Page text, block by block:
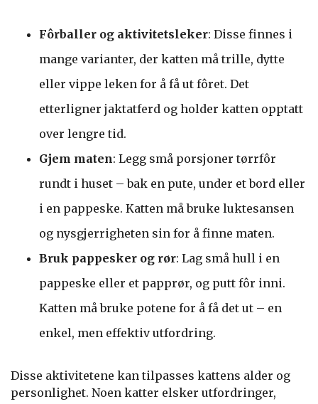
Fôrballer og aktivitetsleker: Disse finnes i
mange varianter, der katten må trille, dytte
eller vippe leken for å få ut fôret. Det
etterligner jaktatferd og holder katten opptatt
over lengre tid.
Gjem maten: Legg små porsjoner tørrfôr
rundt i huset – bak en pute, under et bord eller
i en pappeske. Katten må bruke luktesansen
og nysgjerrigheten sin for å finne maten.
Bruk pappesker og rør: Lag små hull i en
pappeske eller et papprør, og putt fôr inni.
Katten må bruke potene for å få det ut – en
enkel, men effektiv utfordring.
Disse aktivitetene kan tilpasses kattens alder og
personlighet. Noen katter elsker utfordringer,